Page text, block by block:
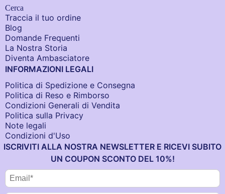
Cerca
Traccia il tuo ordine
Blog
Domande Frequenti
La Nostra Storia
Diventa Ambasciatore
INFORMAZIONI LEGALI
Politica di Spedizione e Consegna
Politica di Reso e Rimborso
Condizioni Generali di Vendita
Politica sulla Privacy
Note legali
Condizioni d'Uso
ISCRIVITI ALLA NOSTRA NEWSLETTER E RICEVI SUBITO
UN COUPON SCONTO DEL 10%!